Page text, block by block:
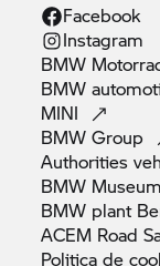
Facebook
Instagram
BMW
BMW
MINI
BMWGroup
Authorities
BMW Museum
BMW plant
ACEM Road
Politica de